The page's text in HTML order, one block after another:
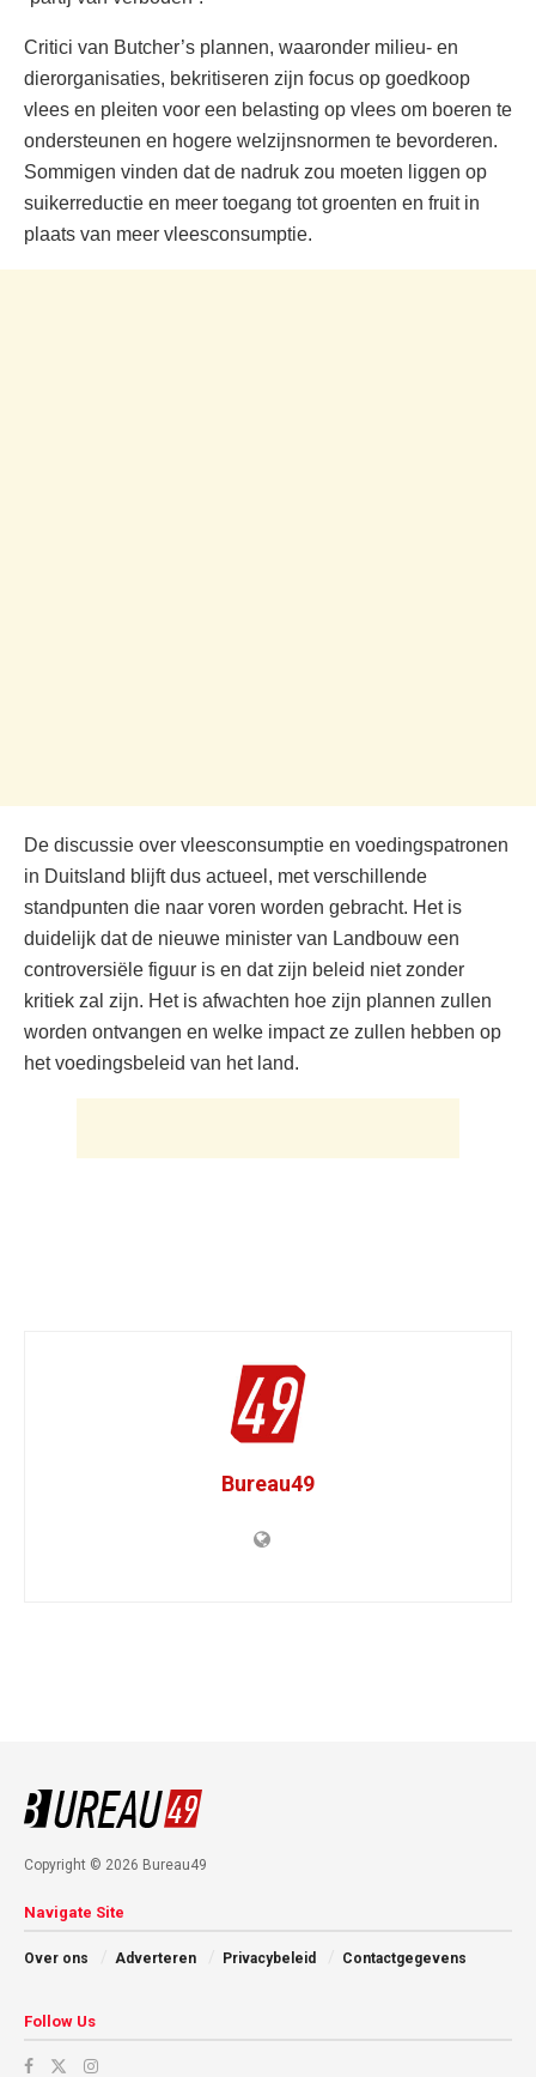
Critici van Butcher’s plannen, waaronder milieu- en
dierorganisaties, bekritiseren zijn focus op goedkoop
vlees en pleiten voor een belasting op vlees om boeren te
ondersteunen en hogere welzijnsnormen te bevorderen.
Sommigen vinden dat de nadruk zou moeten liggen op
suikerreductie en meer toegang tot groenten en fruit in
plaats van meer vleesconsumptie.
De discussie over vleesconsumptie en voedingspatronen
in Duitsland blijft dus actueel, met verschillende
standpunten die naar voren worden gebracht. Het is
duidelijk dat de nieuwe minister van Landbouw een
controversiële figuur is en dat zijn beleid niet zonder
kritiek zal zijn. Het is afwachten hoe zijn plannen zullen
worden ontvangen en welke impact ze zullen hebben op
het voedingsbeleid van het land.
Bureau49
Copyright © 2026 Bureau49
Navigate Site
Over ons Adverteren Privacybeleid Contactgegevens
Follow Us